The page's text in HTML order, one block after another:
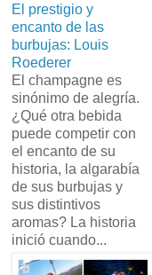
El prestigio y
encanto de las
burbujas: Louis
Roederer
El champagne es
sinónimo de alegría.
¿Qué otra bebida
puede competir con
el encanto de su
historia, la algarabía
de sus burbujas y
sus distintivos
aromas? La historia
inició cuando...